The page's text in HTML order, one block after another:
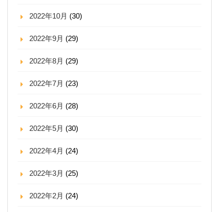
2022年10月 (30)
2022年9月 (29)
2022年8月 (29)
2022年7月 (23)
2022年6月 (28)
2022年5月 (30)
2022年4月 (24)
2022年3月 (25)
2022年2月 (24)